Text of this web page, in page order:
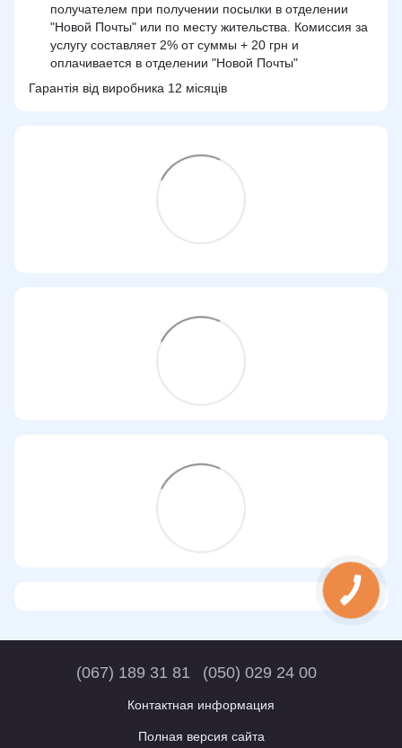
получателем при получении посылки в отделении
"Новой Почты" или по месту жительства. Комиссия за
услугу составляет 2% от суммы + 20 грн и
оплачивается в отделении "Новой Почты"
Гарантія від виробника 12 місяців
(067) 189 31 81 (050) 029 24 00
Контактная информация
Полная версия сайта